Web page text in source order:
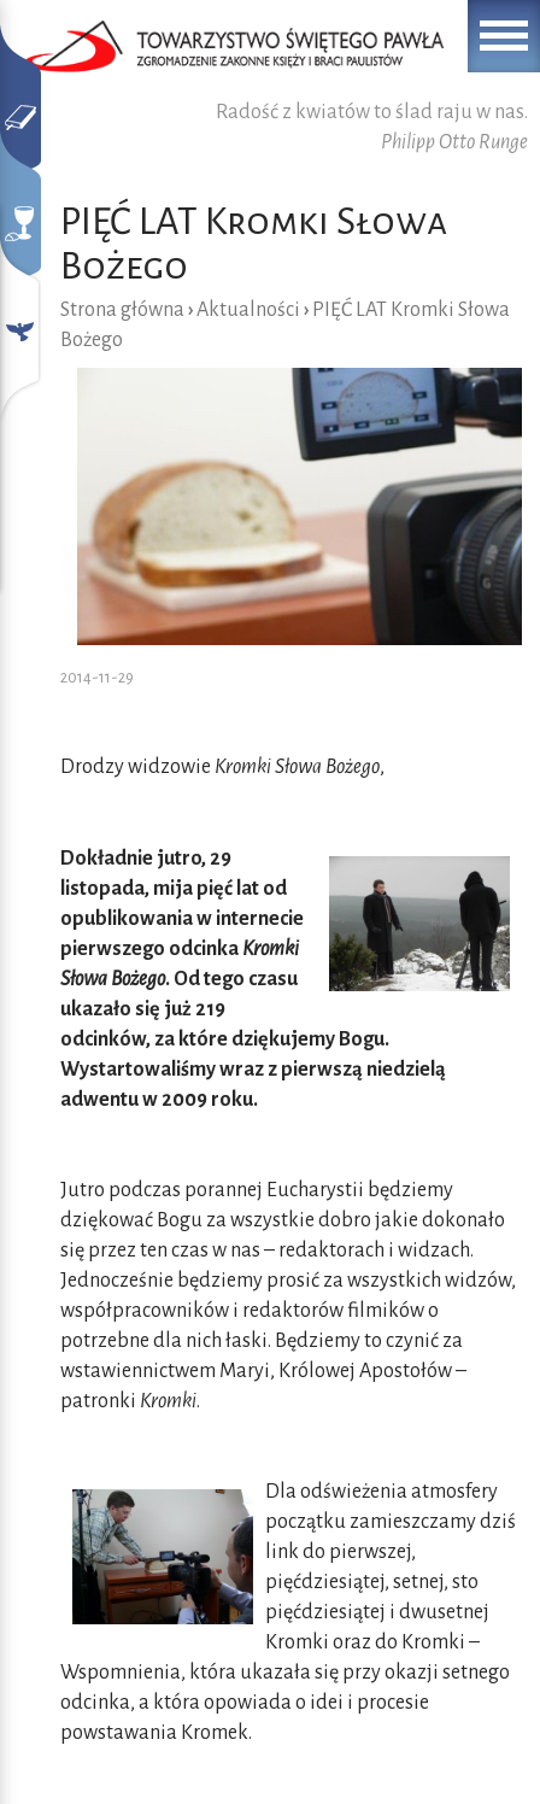
Radość z kwiatów to ślad raju w nas.
Philipp Otto Runge
PIĘĆ LAT Kromki Słowa
Bożego
Strona główna ›Aktualności › PIĘĆ LAT Kromki Słowa
Bożego
2014-11-29
Drodzy widzowie Kromki Słowa Bożego,
Dokładnie jutro, 29
listopada, mija pięć lat od
opublikowania w internecie
pierwszego odcinka Kromki
Słowa Bożego. Od tego czasu
ukazało się już 219
odcinków, za które dziękujemy Bogu.
Wystartowaliśmy wraz z pierwszą niedzielą
adwentu w 2009 roku.
Jutro podczas porannej Eucharystii będziemy
dziękować Bogu za wszystkie dobro jakie dokonało
się przez ten czas w nas – redaktorach i widzach.
Jednocześnie będziemy prosić za wszystkich widzów,
współpracowników i redaktorów filmików o
potrzebne dla nich łaski. Będziemy to czynić za
wstawiennictwem Maryi, Królowej Apostołów –
patronki Kromki.
Dla odświeżenia atmosfery
początku zamieszczamy dziś
link do pierwszej,
pięćdziesiątej, setnej, sto
pięćdziesiątej i dwusetnej
Kromki oraz do Kromki –
Wspomnienia, która ukazała się przy okazji setnego
odcinka, a która opowiada o idei i procesie
powstawania Kromek.